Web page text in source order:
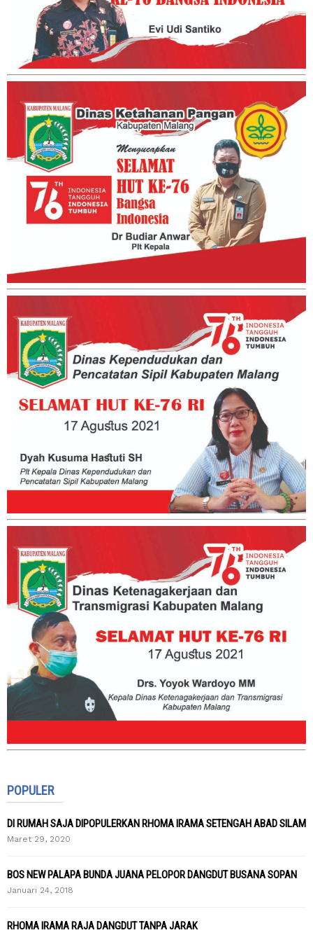
POPULER
DI RUMAH SAJA DIPOPULERKAN RHOMA IRAMA SETENGAH ABAD SILAM
Maret 29, 2020
BOS NEW PALAPA BUNDA JUANA PELOPOR DANGDUT BUSANA SOPAN
Januari 24, 2018
RHOMA IRAMA RAJA DANGDUT TANPA JARAK